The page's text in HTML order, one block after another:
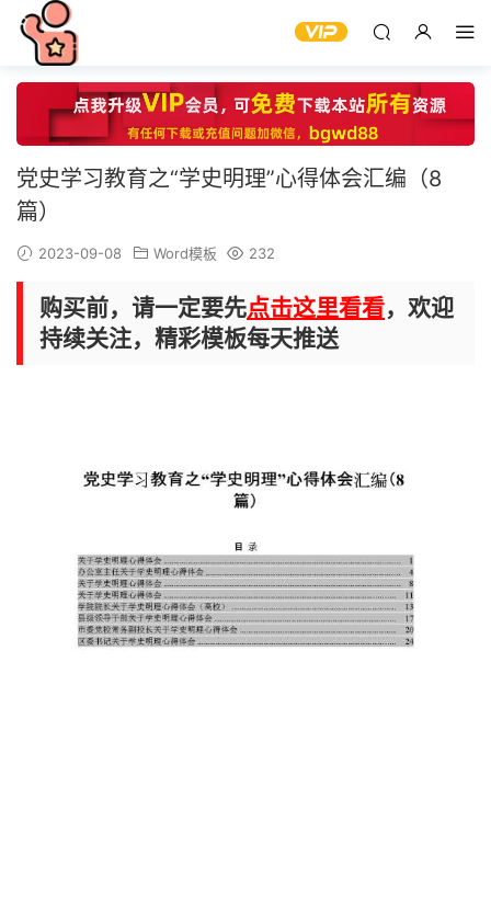
党史学习教育之“学史明理”心得体会汇编（8
篇）
2023-09-08 Word模板 232
购买前，请一定要先点击这里看看，欢迎
持续关注，精彩模板每天推送